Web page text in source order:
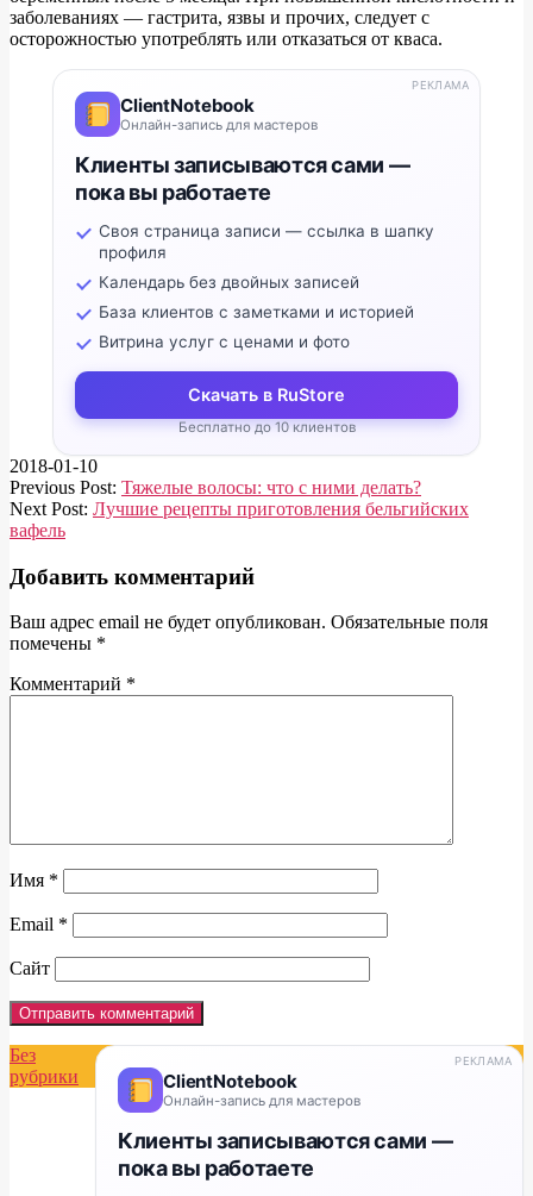
заболеваниях — гастрита, язвы и прочих, следует с
осторожностью употреблять или отказаться от кваса.
ClientNotebook
Онлайн-запись для мастеров
Клиенты записываются сами —
пока вы работаете
Своя страница записи — ссылка в шапку
профиля
Календарь без двойных записей
База клиентов с заметками и историей
Витрина услуг с ценами и фото
Скачать в RuStore
Бесплатно до 10 клиентов
РЕКЛАМА
2018-01-10
Previous Post: Тяжелые волосы: что с ними делать?
Next Post: Лучшие рецепты приготовления бельгийских
вафель
Добавить комментарий
Ваш адрес email не будет опубликован. Обязательные поля
помечены *
Комментарий *
Имя *
Email *
Сайт
ClientNotebook
Онлайн-запись для мастеров
Клиенты записываются сами —
пока вы работаете
РЕКЛАМА
Без
рубрики